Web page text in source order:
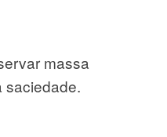
massa
saciedade.